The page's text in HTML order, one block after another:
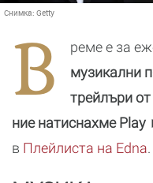
Снимка: Getty
В
реме е за
музикални
трейлъри
ние натиснахме Play
в Плейлистa на Edna